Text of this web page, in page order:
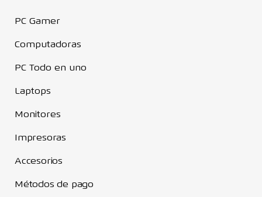
PC Gamer
Computadoras
PC Todo en uno
Laptops
Monitores
Impresoras
Accesorios
Métodos de pago